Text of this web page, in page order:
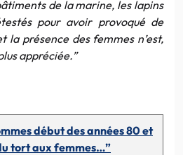
de la marine, les lapins
pour avoir provoqué de
la présence des femmes n’est,
appréciée.”
début des années 80 et
tort aux femmes…”